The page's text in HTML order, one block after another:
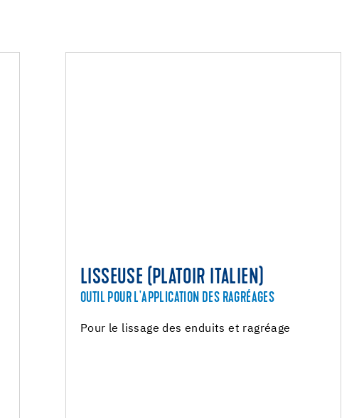
LISSEUSE (PLATOIR ITALIEN)
OUTIL POUR L'APPLICATION DES RAGRÉAGES
Pour le lissage des enduits et ragréage